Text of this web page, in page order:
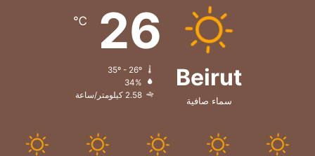
Beirut
سماء صافية
26
℃
34%
2.58 كيلومتر/ساعة